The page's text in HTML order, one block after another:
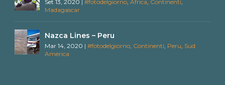
Set 13, 2020 |#fotodelgiorno ,Africa Continenti
Madagascar
Nazca Lines – Peru
Mar 14, 2020 |#fotodelgiorno Continenti Peru Sud
America